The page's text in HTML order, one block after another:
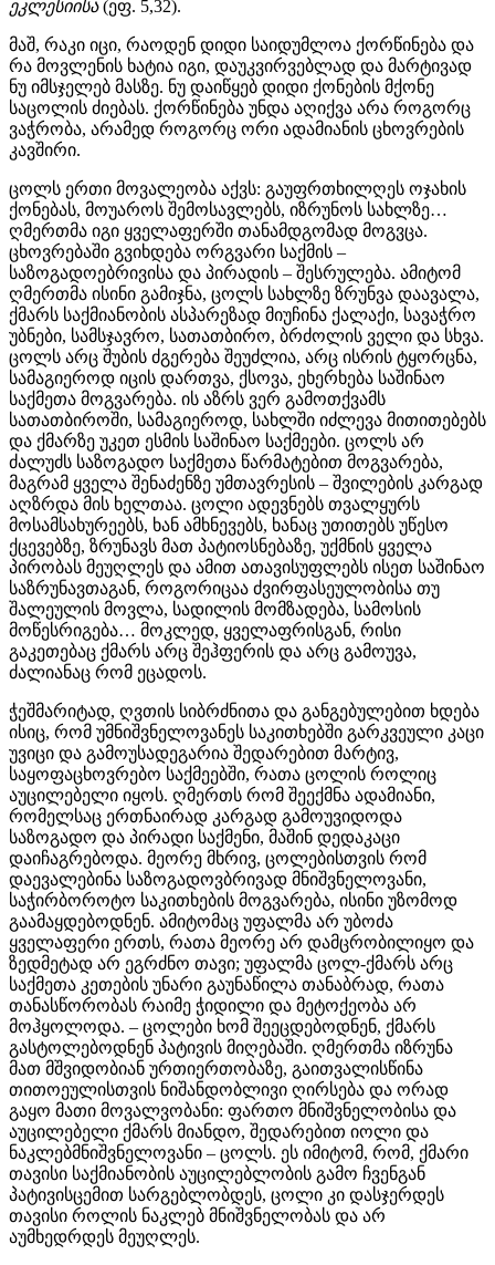
ეკლესიისა(ეფ. 5,32).
მაშ, რაკი იცი, რაოდენ დიდი საიდუმლოა ქორწინება და
რა მოვლენის ხატია იგი, დაუკვირვებლად და მარტივად
ნუ იმსჯელებ მასზე. ნუ დაიწყებ დიდი ქონების მქონე
საცოლის ძიებას. ქორწინება უნდა აღიქვა არა როგორც
ვაჭრობა, არამედ როგორც ორი ადამიანის ცხოვრების
კავშირი.
ცოლს ერთი მოვალეობა აქვს: გაუფრთხილღეს ოჯახის
ქონებას, მოუაროს შემოსავლებს, იზრუნოს სახლზე…
ღმერთმა იგი ყველაფერში თანამდგომად მოგვცა.
ცხოვრებაში გვიხდება ორგვარი საქმის –
საზოგადოებრივისა და პირადის – შესრულება. ამიტომ
ღმერთმა ისინი გამიჯნა, ცოლს სახლზე ზრუნვა დაავალა,
ქმარს საქმიანობის ასპარეზად მიუჩინა ქალაქი, სავაჭრო
უბნები, სამსჯავრო, სათათბირო, ბრძოლის ველი და სხვა.
ცოლს არც შუბის ძგერება შეუძლია, არც ისრის ტყორცნა,
სამაგიეროდ იცის დართვა, ქსოვა, ეხერხება საშინაო
საქმეთა მოგვარება. ის აზრს ვერ გამოთქვამს
სათათბიროში, სამაგიეროდ, სახლში იძლევა მითითებებს
და ქმარზე უკეთ ესმის საშინაო საქმეები. ცოლს არ
ძალუძს საზოგადო საქმეთა წარმატებით მოგვარება,
მაგრამ ყველა შენაძენზე უმთავრესის – შვილების კარგად
აღზრდა მის ხელთაა. ცოლი ადევნებს თვალყურს
მოსამსახურეებს, ხან ამხნევებს, ხანაც უთითებს უწესო
ქცევებზე, ზრუნავს მათ პატიოსნებაზე, უქმნის ყველა
პირობას მეუღლეს და ამით ათავისუფლებს ისეთ საშინაო
საზრუნავთაგან, როგორიცაა ძვირფასეულობისა თუ
შალეულის მოვლა, სადილის მომზადება, სამოსის
მოწესრიგება… მოკლედ, ყველაფრისგან, რისი
გაკეთებაც ქმარს არც შეჰფერის და არც გამოუვა,
ძალიანაც რომ ეცადოს.
ჭეშმარიტად, ღვთის სიბრძნითა და განგებულებით ხდება
ისიც, რომ უმნიშვნელოვანეს საკითხებში გარკვეული კაცი
უვიცი და გამოუსადეგარია შედარებით მარტივ,
საყოფაცხოვრებო საქმეებში, რათა ცოლის როლიც
აუცილებელი იყოს. ღმერთს რომ შეექმნა ადამიანი,
რომელსაც ერთნაირად კარგად გამოუვიდოდა
საზოგადო და პირადი საქმენი, მაშინ დედაკაცი
დაიჩაგრებოდა. მეორე მხრივ, ცოლებისთვის რომ
დაევალებინა საზოგადოვბრივად მნიშვნელოვანი,
საჭირბოროტო საკითხების მოგვარება, ისინი უზომოდ
გაამაყდებოდნენ. ამიტომაც უფალმა არ უბოძა
ყველაფერი ერთს, რათა მეორე არ დამცრობილიყო და
ზედმეტად არ ეგრძნო თავი; უფალმა ცოლ-ქმარს არც
საქმეთა კეთების უნარი გაუნაწილა თანაბრად, რათა
თანასწორობას რაიმე ჭიდილი და მეტოქეობა არ
მოჰყოლოდა. – ცოლები ხომ შეეცდებოდნენ, ქმარს
გასტოლებოდნენ პატივის მიღებაში. ღმერთმა იზრუნა
მათ მშვიდობიან ურთიერთობაზე, გაითვალისწინა
თითოეულისთვის ნიშანდობლივი ღირსება და ორად
გაყო მათი მოვალვობანი: ფართო მნიშვნელობისა და
აუცილებელი ქმარს მიანდო, შედარებით იოლი და
ნაკლებმნიშვნელოვანი – ცოლს. ეს იმიტომ, რომ, ქმარი
თავისი საქმიანობის აუცილებლობის გამო ჩვენგან
პატივისცემით სარგებლობდეს, ცოლი კი დასჯერდეს
თავისი როლის ნაკლებ მნიშვნელობას და არ
აუმხედრდეს მეუღლეს.